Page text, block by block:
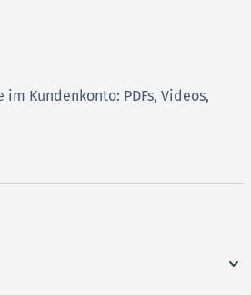
Kundenkonto: PDFs, Videos,